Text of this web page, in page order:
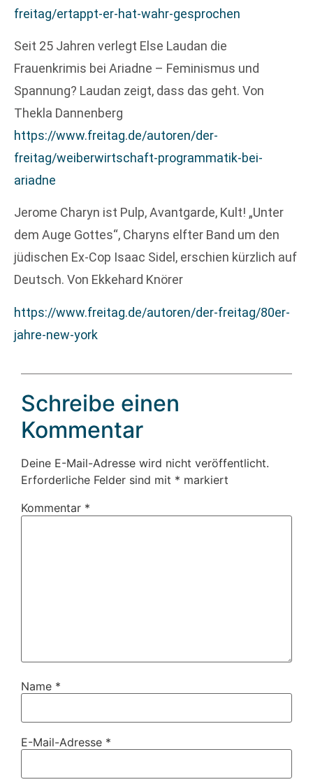
freitag/ertappt-er-hat-wahr-gesprochen
Seit 25 Jahren verlegt Else Laudan die
Frauenkrimis bei Ariadne – Feminismus und
Spannung? Laudan zeigt, dass das geht. Von
Thekla Dannenberg
https://www.freitag.de/autoren/der-
freitag/weiberwirtschaft-programmatik-bei-
ariadne
Jerome Charyn ist Pulp, Avantgarde, Kult! „Unter
dem Auge Gottes“, Charyns elfter Band um den
jüdischen Ex-Cop Isaac Sidel, erschien kürzlich auf
Deutsch. Von Ekkehard Knörer
https://www.freitag.de/autoren/der-freitag/80er-
jahre-new-york
Schreibe einen
Kommentar
Deine E-Mail-Adresse wird nicht veröffentlicht.
Erforderliche Felder sind mit * markiert
Kommentar *
Name *
E-Mail-Adresse *